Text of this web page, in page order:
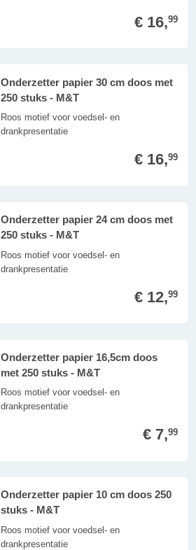
€ 16,99
Onderzetter papier 30 cm doos met
250 stuks - M&T
Roos motief voor voedsel- en
drankpresentatie
€ 16,99
Onderzetter papier 24 cm doos met
250 stuks - M&T
Roos motief voor voedsel- en
drankpresentatie
€ 12,99
Onderzetter papier 16,5cm doos
met 250 stuks - M&T
Roos motief voor voedsel- en
drankpresentatie
€ 7,99
Onderzetter papier 10 cm doos 250
stuks - M&T
Roos motief voor voedsel- en
drankpresentatie